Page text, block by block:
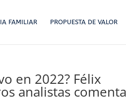
FAMILIAR PROPUESTA DE VALOR
en 2022? Félix
analistas